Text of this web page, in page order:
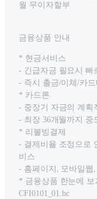
월 무이자할부
금융상품 안내
* 현금서비스
- 긴급자금 필요시 빠
- 즉시 출금/이체/카
* 카드론
- 중장기 자금의 계획
- 최장 36개월까지 중
* 리볼빙결제
- 결제비율 조정으로
비스
- 홈페이지, 모바일웹,
* 금융상품 한눈에 보
CFI0101_01.hc